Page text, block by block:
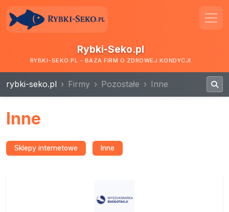
Rybki-Seko.pl
RYBKI-SEKO.PL - BAZA FIRM O ZDROWEJ KONDYCJI
rybki-seko.pl Firmy Pozostałe Inne
Inne
Sklepy internetowe Inne